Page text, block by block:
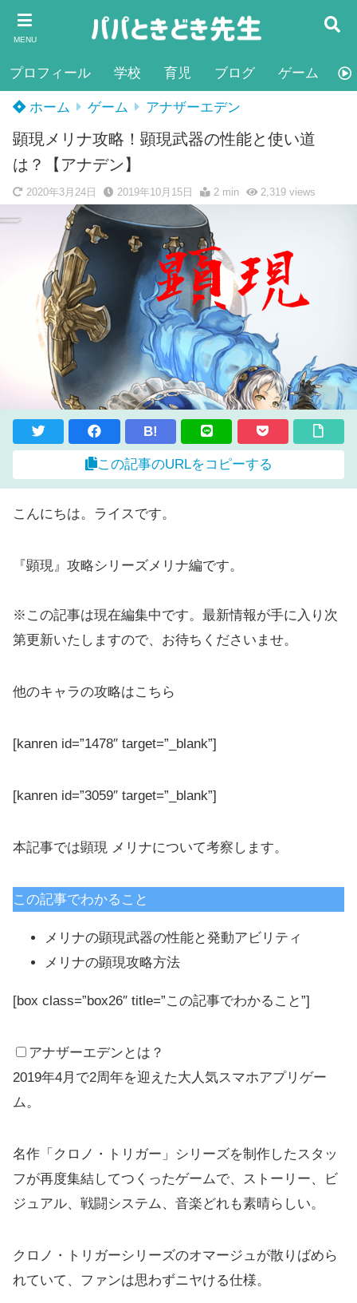
MENU
プロフィール 学校 育児 ブログ ゲーム
ホーム ゲーム アナザーエデン
顕現メリナ攻略！顕現武器の性能と使い道
は？【アナデン】
2020年3月24日 2019年10月15日 2 min 2,319views
B!
この記事のURLをコピーする
こんにちは。ライスです。
『顕現』攻略シリーズメリナ編です。
※この記事は現在編集中です。最新情報が手に入り次
第更新いたしますので、お待ちくださいませ。
他のキャラの攻略はこちら
[kanren id=”1478″ target=”_blank”]
[kanren id=”3059″ target=”_blank”]
本記事では顕現 メリナについて考察します。
この記事でわかること
メリナの顕現武器の性能と発動アビリティ
メリナの顕現攻略方法
[box class=”box26″ title=”この記事でわかること”]
アナザーエデンとは？
2019年4月で2周年を迎えた大人気スマホアプリゲー
ム。
名作「クロノ・トリガー」シリーズを制作したスタッ
フが再度集結してつくったゲームで、ストーリー、ビ
ジュアル、戦闘システム、音楽どれも素晴らしい。
クロノ・トリガーシリーズのオマージュが散りばめら
れていて、ファンは思わずニヤける仕様。